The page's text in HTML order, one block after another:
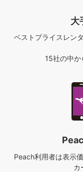
大
ベストプライスレンタ
15社の中か
Peach利用者は表示
カ